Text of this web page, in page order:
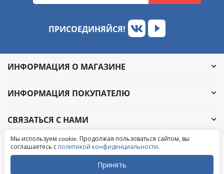
ПРИСОЕДИНЯЙСЯ!
ИНФОРМАЦИЯ О МАГАЗИНЕ
ИНФОРМАЦИЯ ПОКУПАТЕЛЮ
СВЯЗАТЬСЯ С НАМИ
© 2004-2026 «УралАвтоСаунд»
Написать в ВКонтакте
Написать в MAX
Мы используем cookie. Продолжая пользоваться сайтом, вы
соглашаетесь с политикой конфиденциальности.
Принять